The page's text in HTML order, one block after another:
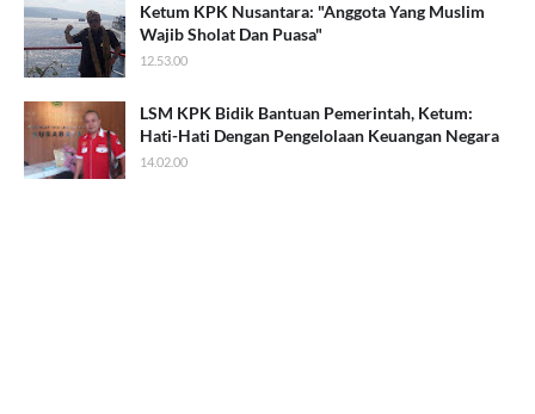
Ketum KPK Nusantara: "Anggota Yang Muslim
Wajib Sholat Dan Puasa"
12.53.00
LSM KPK Bidik Bantuan Pemerintah, Ketum:
Hati-Hati Dengan Pengelolaan Keuangan Negara
14.02.00